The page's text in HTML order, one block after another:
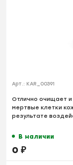
Арт.: KAR_00391
Отлично очищает
мертвые клетки
результате
В наличии
0 ₽